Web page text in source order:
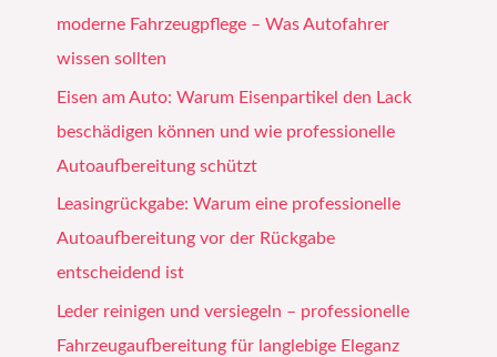
moderne Fahrzeugpflege – Was Autofahrer
wissen sollten
Eisen am Auto: Warum Eisenpartikel den Lack
beschädigen können und wie professionelle
Autoaufbereitung schützt
Leasingrückgabe: Warum eine professionelle
Autoaufbereitung vor der Rückgabe
entscheidend ist
Leder reinigen und versiegeln – professionelle
Fahrzeugaufbereitung für langlebige Eleganz